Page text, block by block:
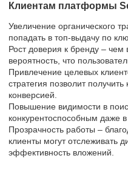
Клиентам платформы
Увеличение органического
попадать в топ-выдачу по
Рост доверия к бренду –
вероятность, что
Привлечение целевых
стратегия позволит
конверсией.
Повышение видимости в
конкурентоспособным даже
Прозрачность работы –
клиенты могут отслеживать
эффективность вложений.